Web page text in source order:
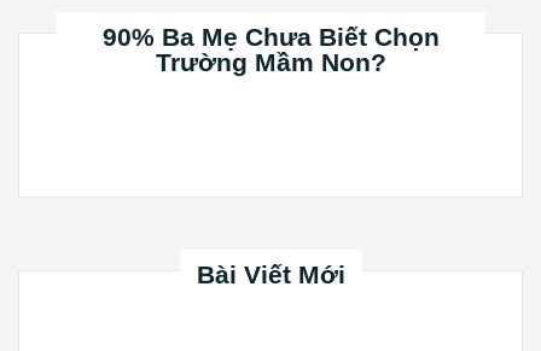
90% Ba Mẹ Chưa Biết Chọn
Trường Mầm Non?
Bài Viết Mới